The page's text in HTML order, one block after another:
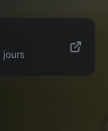
jours